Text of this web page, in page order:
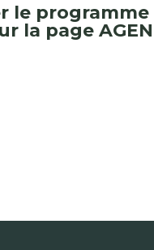
le programme
la page